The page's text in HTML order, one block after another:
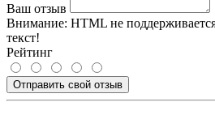
Ваш отзыв
Внимание: HTML не
текст!
Рейтинг
Отправить свой отзыв